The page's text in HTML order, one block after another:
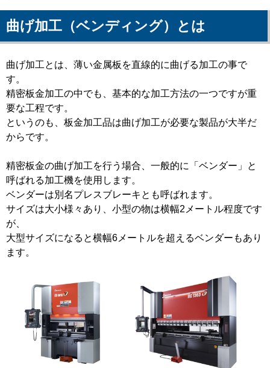
曲げ加工（ベンディング）とは
曲げ加工とは、薄い金属板を直線的に曲げる加工の事で
す。
精密板金加工の中でも、基本的な加工方法の一つですが重
要な工程です。
というのも、板金加工品は曲げ加工が必要な製品が大半だ
からです。
精密板金の曲げ加工を行う場合、一般的に「ベンダー」と
呼ばれる加工機を使用します。
ベンダーは別名プレスブレーキとも呼ばれます。
サイズは大小様々あり、小型の物は横幅2メートル程度です
が、
大型サイズになると横幅6メートルを超えるベンダーもあり
ます。